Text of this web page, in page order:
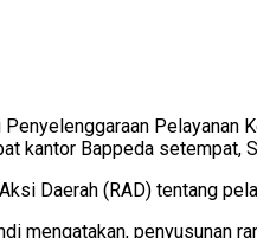
Pelayanan
kantor Bappeda setempat,
Daerah (RAD) tentang
mengatakan,